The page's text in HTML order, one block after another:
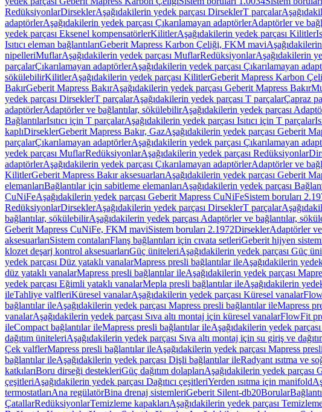
RedüksiyonlarDirseklerAşağıdakilerin yedek parçası DirseklerT parçalar
adaptörlerAşağıdakilerin yedek parçası Çıkarılamayan adaptörlerAdaptörler ve
yedek parçası Eksenel kompensatörlerKilitlerAşağıdakilerin yedek parçası Kilitler
Isıtıcı eleman bağlantılarıGeberit Mapress Karbon Çeliği, FKM mavi
nipelleriMuflarAşağıdakilerin yedek parçası MuflarRedüksiyonlarAşağıdakilerin
parçalarÇıkarılamayan adaptörlerAşağıdakilerin yedek parçası Çıkarılamayan
sökülebilirKilitlerAşağıdakilerin yedek parçası KilitlerGeberit Mapress Karbon
BakırGeberit Mapress BakırAşağıdakilerin yedek parçası Geberit Mapress Bakır
yedek parçası DirseklerT parçalarAşağıdakilerin yedek parçası T parçalarÇapraz
adaptörlerAdaptörler ve bağlantılar, sökülebilirAşağıdakilerin yedek parçası
BağlantılarIsıtıcı için T parçalarAşağıdakilerin yedek parçası Isıtıcı için T parçalar
kaplıDirseklerGeberit Mapress Bakır, GazAşağıdakilerin yedek parçası Geberit
parçalarÇıkarılamayan adaptörlerAşağıdakilerin yedek parçası Çıkarılamayan
yedek parçası MuflarRedüksiyonlarAşağıdakilerin yedek parçası Redüksiyonlar
adaptörlerAşağıdakilerin yedek parçası Çıkarılamayan adaptörlerAdaptörler ve
KilitlerGeberit Mapress Bakır aksesuarlarıAşağıdakilerin yedek parçası Geberit
elemanlarıBağlantılar için sabitleme elemanlarıAşağıdakilerin yedek parçası
CuNiFeAşağıdakilerin yedek parçası Geberit Mapress CuNiFeSistem boruları
RedüksiyonlarDirseklerAşağıdakilerin yedek parçası DirseklerT parçalar
bağlantılar, sökülebilirAşağıdakilerin yedek parçası Adaptörler ve bağlantılar,
Geberit Mapress CuNiFe, FKM maviSistem boruları 2.1972DirseklerAdaptörler
aksesuarlarıSistem contalarıFlanş bağlantıları için cıvata setleriGeberit hijyen
klozet deşarj kontrol aksesuarlarıGüç üniteleriAşağıdakilerin yedek parçası Güç
yedek parçası Düz yataklı vanalarMapress presli bağlantılar ileAşağıdakilerin
düz yataklı vanalarMapress presli bağlantılar ileAşağıdakilerin yedek parçası
yedek parçası Eğimli yataklı vanalarMepla presli bağlantılar ileAşağıdakilerin
ileTahliye valfleriKüresel vanalarAşağıdakilerin yedek parçası Küresel vanalar
bağlantılar ileAşağıdakilerin yedek parçası Mapress presli bağlantılar ileMapress
vanalarAşağıdakilerin yedek parçası Sıva altı montaj için küresel vanalarFlowFit
ileCompact bağlantılar ileMapress presli bağlantılar ileAşağıdakilerin yedek
dağıtım üniteleriAşağıdakilerin yedek parçası Sıva altı montaj için su giriş ve
Çek valflerMapress presli bağlantılar ileAşağıdakilerin yedek parçası Mapress
bağlantılar ileAşağıdakilerin yedek parçası Dişli bağlantılar ileRadyant ısıtma ve
katkılarıBoru dirseği destekleriGüç dağıtım dolaplarıAşağıdakilerin yedek parçası
çeşitleriAşağıdakilerin yedek parçası Dağıtıcı çeşitleriYerden ısıtma için manifold
termostatlarıAna regülatörBina drenaj sistemleriGeberit Silent-db20Borular
ÇatallarRedüksiyonlarTemizleme kapaklarıAşağıdakilerin yedek parçası